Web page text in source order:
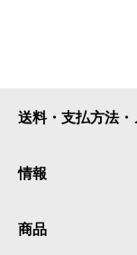
送料・支払方法
情報
商品